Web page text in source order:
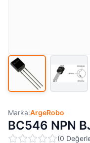
Marka:ArgeRobo
BC546 NPN
(0